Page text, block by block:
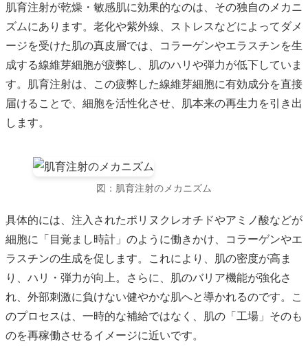
肌育注射が乾燥・敏感肌に効果的なのは、その独自のメカニ
ズムにあります。老化や紫外線、ストレスなどによってダメ
ージを受けた肌の真皮層では、コラーゲンやエラスチンを生
成する線維芽細胞が疲弊し、肌のハリや弾力が低下していま
す。肌育注射は、この疲弊した線維芽細胞に有効成分を直接
届けることで、細胞を活性化させ、肌本来の再生力を引き出
します。
図：肌育注射のメカニズム
具体的には、注入されたポリヌクレオチドやアミノ酸などが
細胞に「目覚まし時計」のように働きかけ、コラーゲンやエ
ラスチンの生成を促します。これにより、肌の密度が高ま
り、ハリ・弾力が向上。さらに、肌のバリア機能が強化さ
れ、外部刺激に負けない健やかな肌へと導かれるのです。こ
のプロセスは、一時的な補給ではなく、肌の「工場」そのも
のを再稼働させるイメージに近いです。